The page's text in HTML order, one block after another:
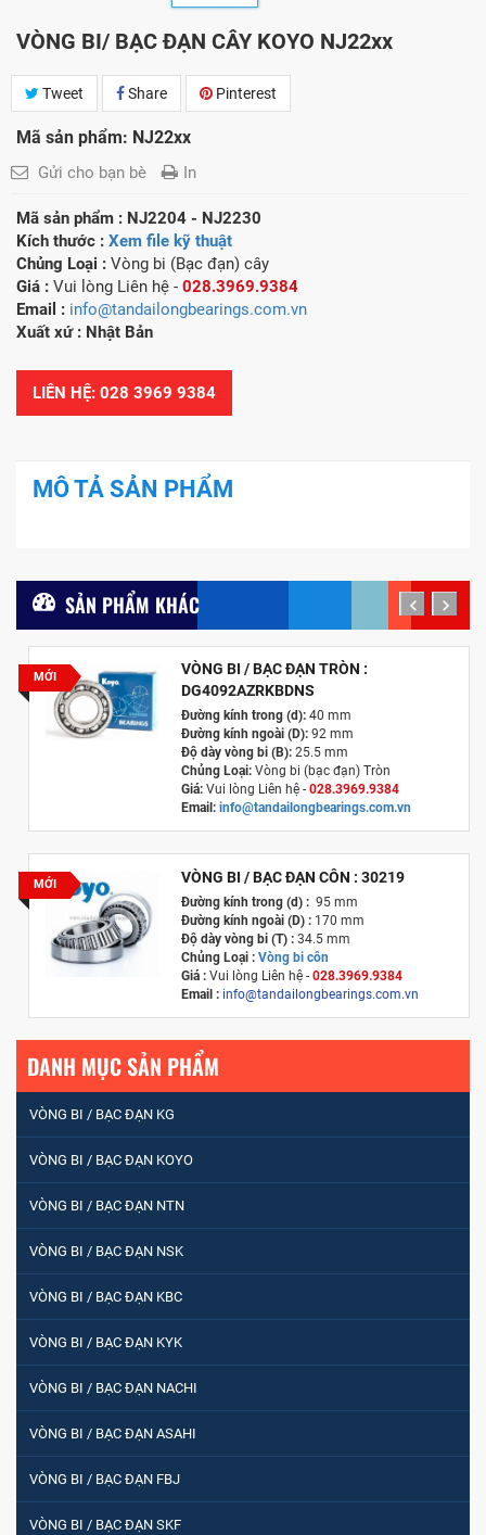
VÒNG BI/ BẠC ĐẠN CÂY KOYO NJ22xx
Tweet Share Pinterest
Mã sản phẩm: NJ22xx
Gửi cho bạn bè In
Mã sản phẩm : NJ2204 - NJ2230
Kích thước : Xem file kỹ thuật
Chủng Loại : Vòng bi (Bạc đạn) cây
Giá : Vui lòng Liên hệ - 028.3969.9384
Email : info@tandailongbearings.com.vn
Xuất xứ : Nhật Bản
LIÊN HỆ: 028 3969 9384
MÔ TẢ SẢN PHẨM
SẢN PHẨM KHÁC
MỚI
VÒNG BI / BẠC ĐẠN TRÒN :
DG4092AZRKBDNS
Đường kính trong (d):40 mm
Đường kính ngoài (D):92 mm
Độ dày vòng bi (B):25.5 mm
Chủng Loại: Vòng bi (bạc đạn) Tròn
Giá:Vui lòng Liên hệ - 028.3969.9384
Email: info@tandailongbearings.com.vn
MỚI VÒNG BI / BẠC ĐẠN CÔN : 30219
Đường kính trong (d) :95 mm
Đường kính ngoài (D) :170 mm
Độ dày vòng bi (T) :34.5 mm
Chủng Loại : Vòng bi côn
Giá :Vui lòng Liên hệ - 028.3969.9384
Email : info@tandailongbearings.com.vn
prev next
DANH MỤC SẢN PHẨM
VÒNG BI / BẠC ĐẠN KG
VÒNG BI / BẠC ĐẠN KOYO
VÒNG BI / BẠC ĐẠN NTN
VÒNG BI / BẠC ĐẠN NSK
VÒNG BI / BẠC ĐẠN KBC
VÒNG BI / BẠC ĐẠN KYK
VÒNG BI / BẠC ĐẠN NACHI
VÒNG BI / BẠC ĐẠN ASAHI
VÒNG BI / BẠC ĐẠN FBJ
VÒNG BI / BẠC ĐẠN SKF